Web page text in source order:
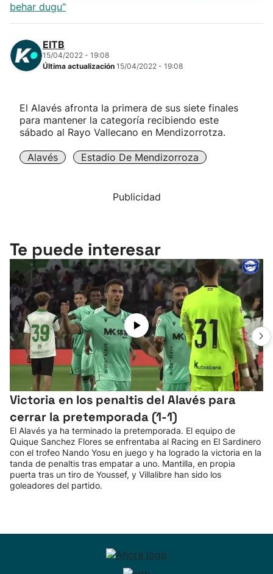
Carreras de montaña
Más deportes
behar dugu"
EITB
15/04/2022 - 19:08
Última actualización 15/04/2022 - 19:08
El Alavés afronta la primera de sus siete finales
para mantener la categoría recibiendo este
sábado al Rayo Vallecano en Mendizorrotza.
Alavés Estadio De Mendizorroza
Publicidad
Te puede interesar
Victoria en los penaltis del Alavés para
cerrar la pretemporada (1-1)
El Alavés ya ha terminado la pretemporada. El equipo de
Quique Sanchez Flores se enfrentaba al Racing en El Sardinero
con el trofeo Nando Yosu en juego y ha logrado la victoria en la
tanda de penaltis tras empatar a uno. Mantilla, en propia
puerta tras un tiro de Youssef, y Villalibre han sido los
goleadores del partido.